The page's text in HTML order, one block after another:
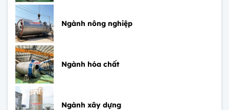
Ngành nông nghiệp
Ngành hóa chất
Ngành xây dựng